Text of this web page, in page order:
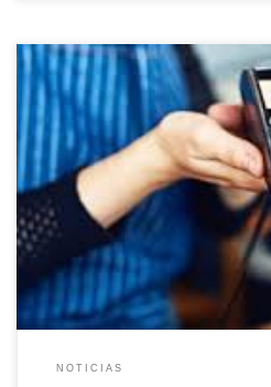
Desde 2014 existe una ley que
los establecimientos que
ha provocado muchos
Prácticamente nadie podía
llevaríamos mascarilla en
vida aunque la pandemia ha
NOTICIAS